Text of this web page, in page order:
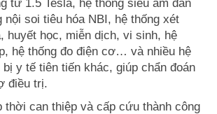
từ 1.5 Tesla, hệ thống siêu âm đàn
nội soi tiêu hóa NBI, hệ thống xét
huyết học, miễn dịch, vi sinh, hệ
hệ thống đo điện cơ… và nhiều hệ
y tế tiên tiến khác, giúp chẩn đoán
điều trị.
thời can thiệp và cấp cứu thành công